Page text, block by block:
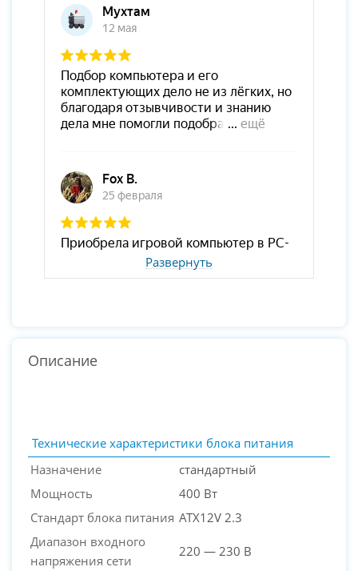
Развернуть
Описание
Технические характеристики блока питания
Назначение
стандартный
Мощность
400 Вт
Стандарт блока питания ATX12V 2.3
Диапазон входного
напряжения сети
220 — 230 В